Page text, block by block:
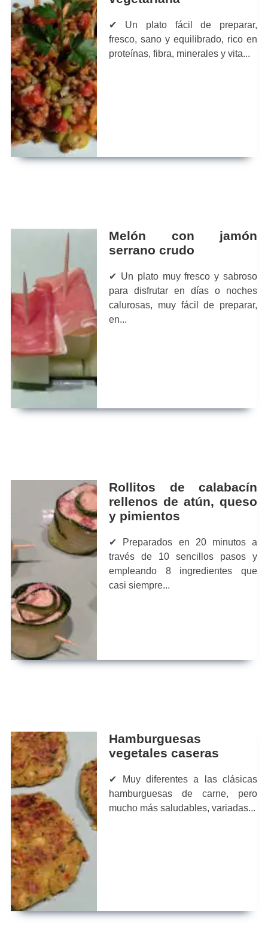
✔ Un plato fácil de preparar,
fresco, sano y equilibrado, rico en
proteínas, fibra, minerales y vita...
Melón con jamón
serrano crudo
✔ Un plato muy fresco y sabroso
para disfrutar en días o noches
calurosas, muy fácil de preparar,
en...
Rollitos de calabacín
rellenos de atún, queso
y pimientos
✔ Preparados en 20 minutos a
través de 10 sencillos pasos y
empleando 8 ingredientes que
casi siempre...
Hamburguesas
vegetales caseras
✔ Muy diferentes a las clásicas
hamburguesas de carne, pero
mucho más saludables, variadas...